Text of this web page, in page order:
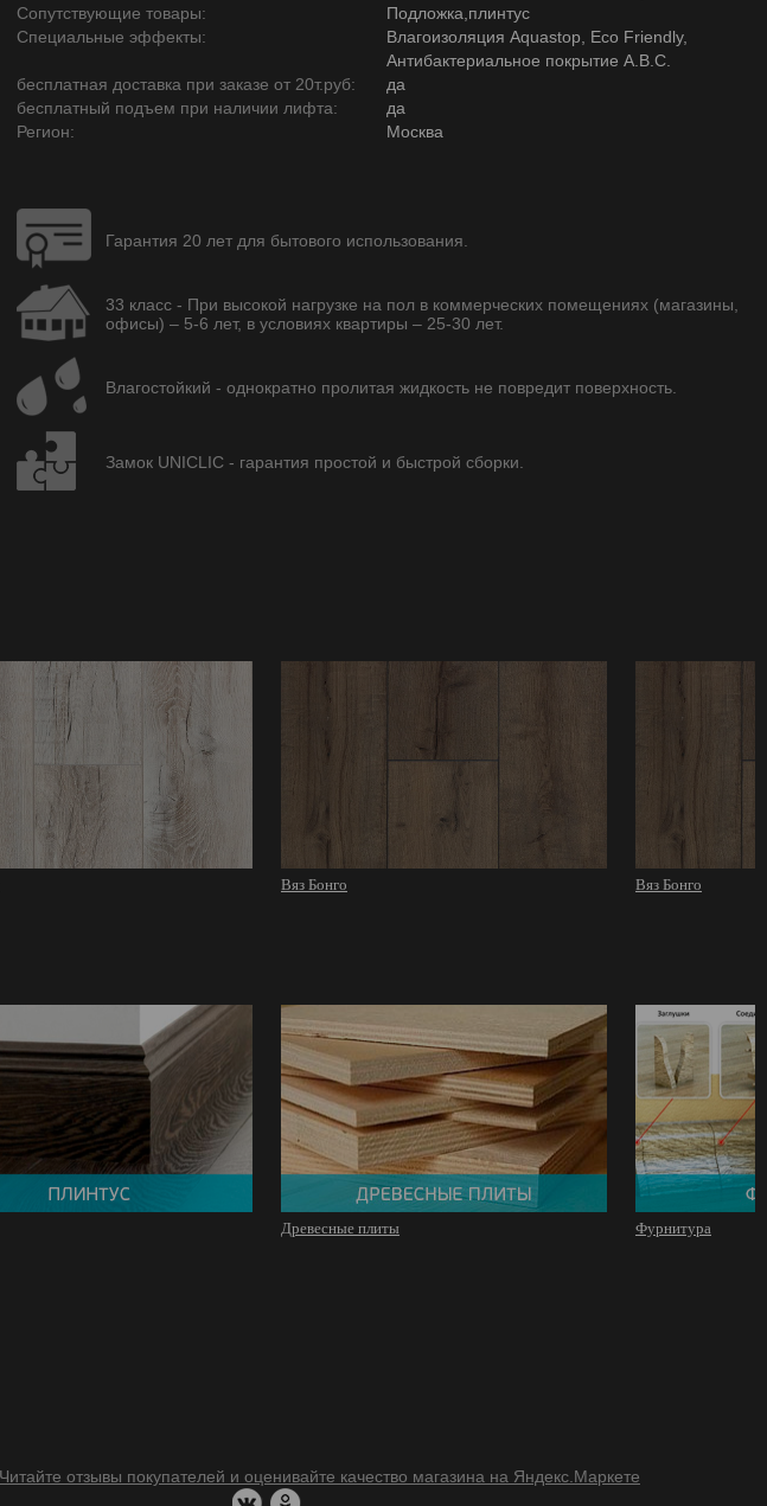
Сопутствующие товары:
Подложка,плинтус
Специальные эффекты:
Влагоизоляция Aquastop, Eco Friendly,
Антибактериальное покрытие А.В.С.
бесплатная доставка при заказе от 20т.руб:
да
бесплатный подъем при наличии лифта:
да
Регион:
Москва
Гарантия 20 лет для бытового использования.
33 класс - При высокой нагрузке на пол в коммерческих помещениях (магазины,
офисы) – 5-6 лет, в условиях квартиры – 25-30 лет.
Влагостойкий - однократно пролитая жидкость не повредит поверхность.
Замок UNICLIC - гарантия простой и быстрой сборки.
Вяз Бонго Вяз Бонго
Древесные плиты Фурнитура